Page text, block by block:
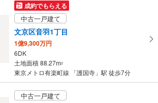
成約でもらえる
中古一戸建て
文京区音羽1丁目
1億9,300万円
6DK
土地面積 88.27m2
東京メトロ有楽町線 「護国寺」駅 徒歩7分
中古一戸建て